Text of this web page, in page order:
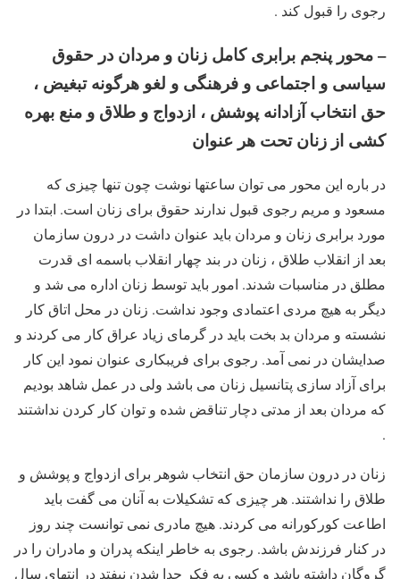
رجوی را قبول کند .
– محور پنجم برابری کامل زنان و مردان در حقوق
سیاسی و اجتماعی و فرهنگی و لغو هرگونه تبغیض ،
حق انتخاب آزادانه پوشش ، ازدواج و طلاق و منع بهره
کشی از زنان تحت هر عنوان
در باره این محور می توان ساعتها نوشت چون تنها چیزی که
مسعود و مریم رجوی قبول ندارند حقوق برای زنان است. ابتدا در
مورد برابری زنان و مردان باید عنوان داشت در درون سازمان
بعد از انقلاب طلاق ، زنان در بند چهار انقلاب باسمه ای قدرت
مطلق در مناسبات شدند. امور باید توسط زنان اداره می شد و
دیگر به هیچ مردی اعتمادی وجود نداشت. زنان در محل اتاق کار
نشسته و مردان بد بخت باید در گرمای زیاد عراق کار می کردند و
صدایشان در نمی آمد. رجوی برای فریبکاری عنوان نمود این کار
برای آزاد سازی پتانسیل زنان می باشد ولی در عمل شاهد بودیم
که مردان بعد از مدتی دچار تناقض شده و توان کار کردن نداشتند
.
زنان در درون سازمان حق انتخاب شوهر برای ازدواج و پوشش و
طلاق را نداشتند. هر چیزی که تشکیلات به آنان می گفت باید
اطاعت کورکورانه می کردند. هیچ مادری نمی توانست چند روز
در کنار فرزندش باشد. رجوی به خاطر اینکه پدران و مادران را در
گروگان داشته باشد و کسی به فکر جدا شدن نیفتد در انتهای سال